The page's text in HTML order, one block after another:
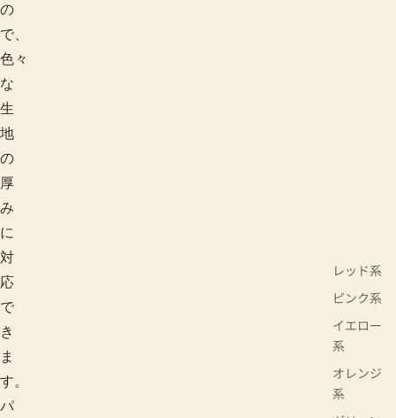
レッド系
ピンク系
イエロー
系
オレンジ
系
の
で、
色々
な
生
地
の
厚
み
に
対
応
で
き
ま
す。
パ